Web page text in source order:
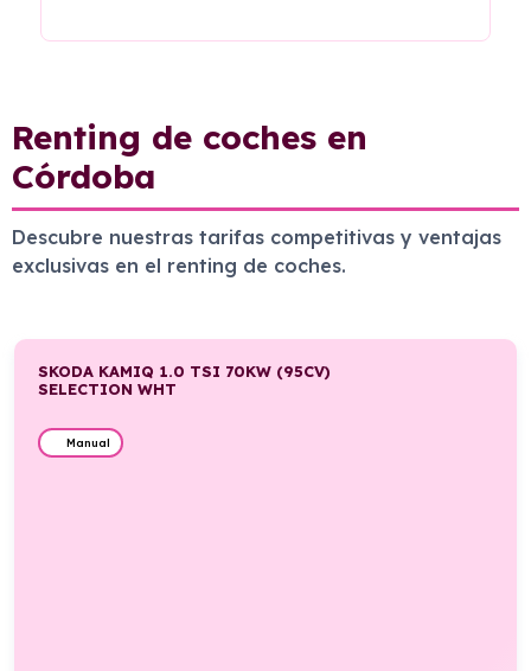
Renting de coches en
Córdoba
Descubre nuestras tarifas competitivas y ventajas
exclusivas en el renting de coches.
SKODA KAMIQ 1.0 TSI 70KW (95CV)
SELECTION WHT
Manual